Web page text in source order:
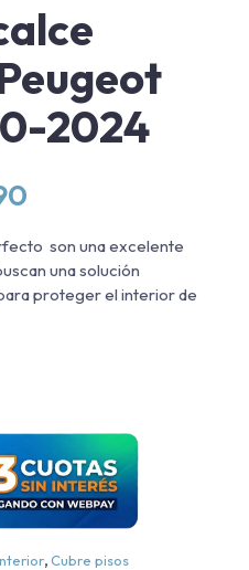
2024
actual
es:
$142.990.
son una excelente
una solución
proteger el interior de
,Cubre pisos